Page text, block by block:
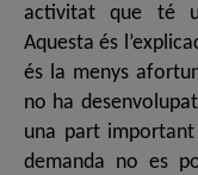
activitat que té
Aquesta és
és la menys
no ha
una part
demanda no es